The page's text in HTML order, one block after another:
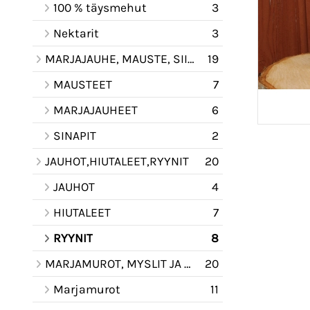
100 % täysmehut
3
Nektarit
3
MARJAJAUHE, MAUSTE, SIIRAPPI KASTIKE
19
MAUSTEET
7
MARJAJAUHEET
6
SINAPIT
2
JAUHOT,HIUTALEET,RYYNIT
20
JAUHOT
4
HIUTALEET
7
RYYNIT
8
MARJAMUROT, MYSLIT JA PUUROAINESEOKSET
20
Marjamurot
11